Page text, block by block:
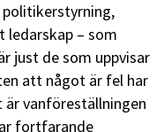
politikerstyrning,
ledarskap – som
just de som uppvisar
att något är fel har
vanföreställningen
fortfarande